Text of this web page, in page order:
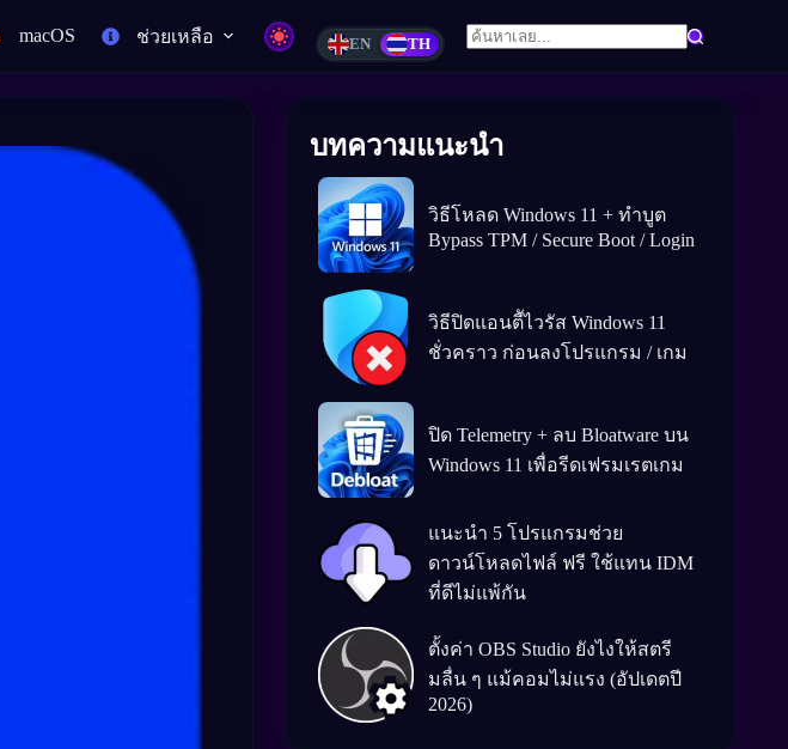
macOS ช่วยเหลือ EN TH
บทความแนะนำ
วิธีโหลด Windows 11 + ทำบูต
Bypass TPM / Secure Boot / Login
วิธีปิดแอนตีัไวรัส Windows 11
ชั่วคราว ก่อนลงโปรแกรม / เกม
ปิด Telemetry + ลบ Bloatware บน
Windows 11 เพื่อรีดเฟรมเรตเกม
แนะนำ 5 โปรแกรมช่วย
ดาวน์โหลดไฟล์ ฟรี ใช้แทน IDM
ที่ดีไม่แพ้กัน
ตั้งค่า OBS Studio ยังไงให้สตรี
มลื่น ๆ แม้คอมไม่แรง (อัปเดตปี
2026)